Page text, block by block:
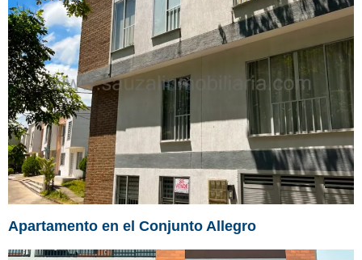
Apartamento en el Conjunto Allegro